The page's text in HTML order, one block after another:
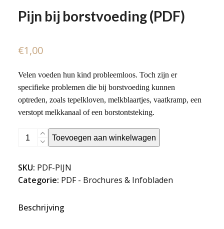
Pijn bij borstvoeding (PDF)
€1,00
Velen voeden hun kind probleemloos. Toch zijn er
specifieke problemen die bij borstvoeding kunnen
optreden, zoals tepelkloven, melkblaartjes, vaatkramp, een
verstopt melkkanaal of een borstontsteking.
Pijn
(PDF)
aantal
Toevoegen aan winkelwagen
SKU: PDF-PIJN
Categorie: PDF - Brochures & Infobladen
Beschrijving